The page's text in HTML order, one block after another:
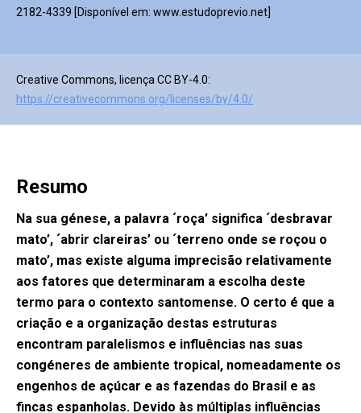
2182-4339 [Disponível em: www.estudoprevio.net]
Creative Commons, licença CC BY-4.0:
https://creativecommons.org/licenses/by/4.0/
Resumo
Na sua génese, a palavra ´roça’ significa ´desbravar
mato’, ´abrir clareiras’ ou ´terreno onde se roçou o
mato’, mas existe alguma imprecisão relativamente
aos fatores que determinaram a escolha deste
termo para o contexto santomense. O certo é que a
criação e a organização destas estruturas
encontram paralelismos e influências nas suas
congéneres de ambiente tropical, nomeadamente os
engenhos de açúcar e as fazendas do Brasil e as
fincas espanholas. Devido às múltiplas influências